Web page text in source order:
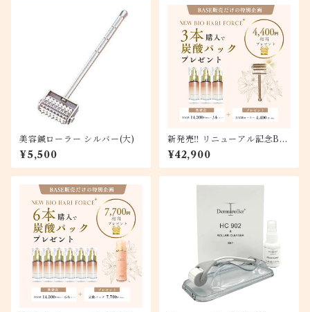
美容鍼ローラー シルバー(大)
¥5,500
新発売‼ リニューアル記念BI
O HARI FORCE+3本セット
美容鍼ローラープレゼント
¥42,900